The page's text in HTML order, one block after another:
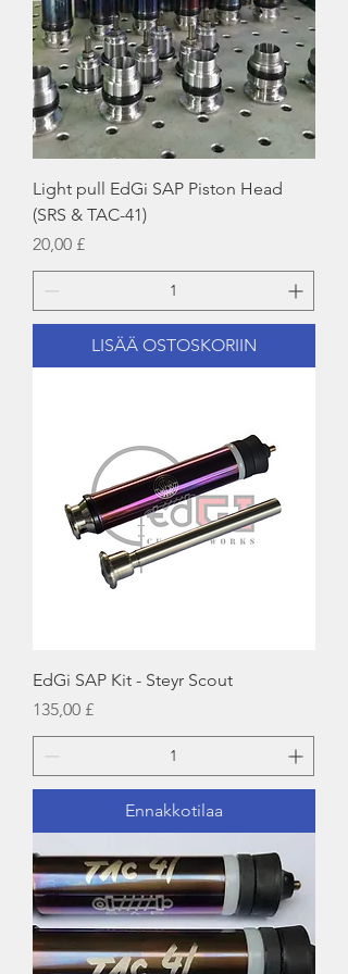
Light pull EdGi SAP Piston Head
(SRS & TAC-41)
Hinta
20,00 £
LISÄÄ OSTOSKORIIN
EdGi SAP Kit - Steyr Scout
Hinta
135,00 £
Ennakkotilaa